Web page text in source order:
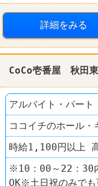
ファーストフード
詳細をみる
CoCo壱番屋 秋田
アルバイト・パート
ココイチのホール・
時給1,100円以上
※10：00～22：30
OK※土日祝のみで